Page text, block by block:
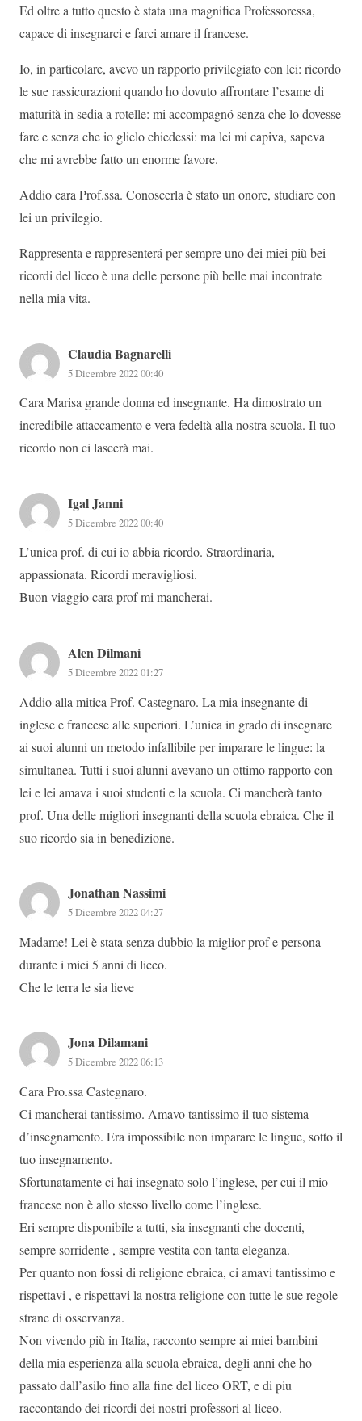
Ed oltre a tutto questo è stata una magnifica Professoressa,
capace di insegnarci e farci amare il francese.
Io, in particolare, avevo un rapporto privilegiato con lei: ricordo
le sue rassicurazioni quando ho dovuto affrontare l’esame di
maturità in sedia a rotelle: mi accompagnó senza che lo dovesse
fare e senza che io glielo chiedessi: ma lei mi capiva, sapeva
che mi avrebbe fatto un enorme favore.
Addio cara Prof.ssa. Conoscerla è stato un onore, studiare con
lei un privilegio.
Rappresenta e rappresenterá per sempre uno dei miei più bei
ricordi del liceo è una delle persone più belle mai incontrate
nella mia vita.
Claudia Bagnarelli
5 Dicembre 2022 00:40
Cara Marisa grande donna ed insegnante. Ha dimostrato un
incredibile attaccamento e vera fedeltà alla nostra scuola. Il tuo
ricordo non ci lascerà mai.
Igal Janni
5 Dicembre 2022 00:40
L’unica prof. di cui io abbia ricordo. Straordinaria,
appassionata. Ricordi meravigliosi.
Buon viaggio cara prof mi mancherai.
Alen Dilmani
5 Dicembre 2022 01:27
Addio alla mitica Prof. Castegnaro. La mia insegnante di
inglese e francese alle superiori. L’unica in grado di insegnare
ai suoi alunni un metodo infallibile per imparare le lingue: la
simultanea. Tutti i suoi alunni avevano un ottimo rapporto con
lei e lei amava i suoi studenti e la scuola. Ci mancherà tanto
prof. Una delle migliori insegnanti della scuola ebraica. Che il
suo ricordo sia in benedizione.
Jonathan Nassimi
5 Dicembre 2022 04:27
Madame! Lei è stata senza dubbio la miglior prof e persona
durante i miei 5 anni di liceo.
Che le terra le sia lieve
Jona Dilamani
5 Dicembre 2022 06:13
Cara Pro.ssa Castegnaro.
Ci mancherai tantissimo. Amavo tantissimo il tuo sistema
d’insegnamento. Era impossibile non imparare le lingue, sotto il
tuo insegnamento.
Sfortunatamente ci hai insegnato solo l’inglese, per cui il mio
francese non è allo stesso livello come l’inglese.
Eri sempre disponibile a tutti, sia insegnanti che docenti,
sempre sorridente , sempre vestita con tanta eleganza.
Per quanto non fossi di religione ebraica, ci amavi tantissimo e
rispettavi , e rispettavi la nostra religione con tutte le sue regole
strane di osservanza.
Non vivendo più in Italia, racconto sempre ai miei bambini
della mia esperienza alla scuola ebraica, degli anni che ho
passato dall’asilo fino alla fine del liceo ORT, e di piu
raccontando dei ricordi dei nostri professori al liceo.